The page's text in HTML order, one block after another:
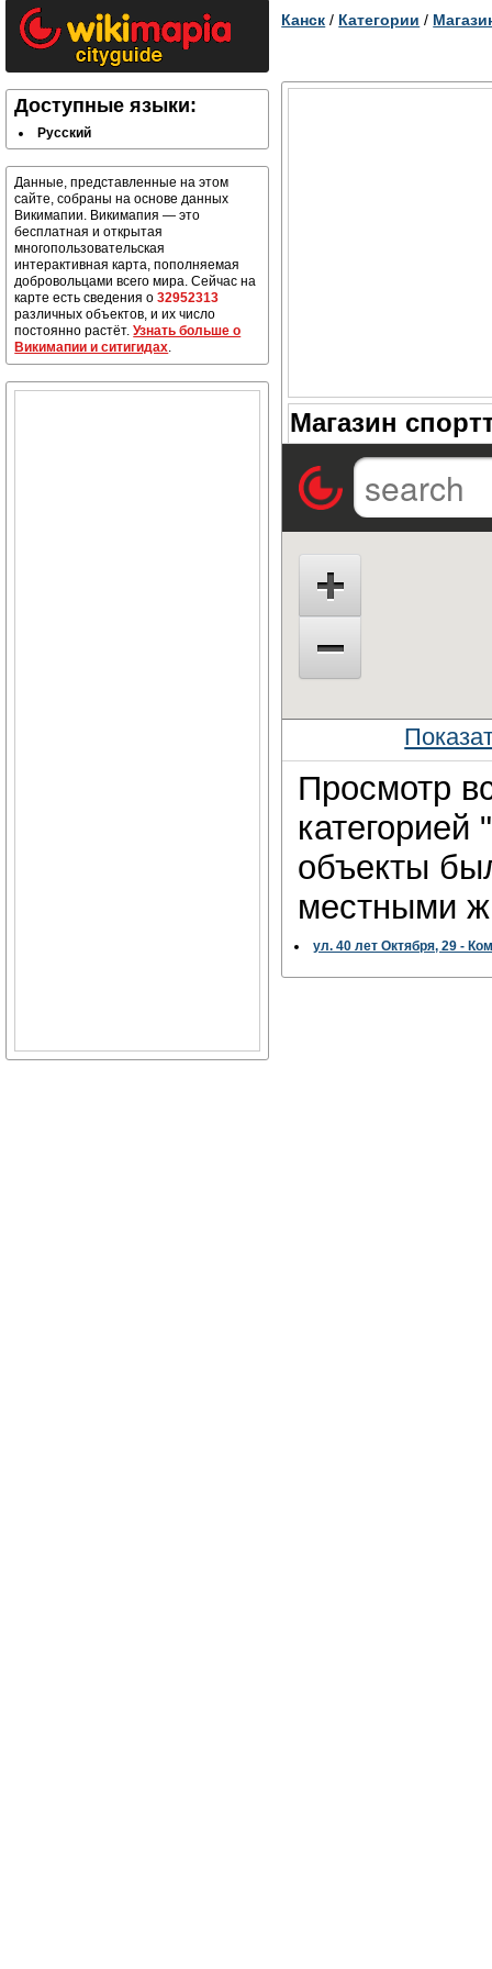
Доступные языки:
Русский
Данные, представленные на этом
сайте, собраны на основе данных
Викимапии. Викимапия — это
бесплатная и открытая
многопользовательская
интерактивная карта, пополняемая
добровольцами всего мира. Сейчас на
карте есть сведения о32952313
различных объектов, и их число
постоянно растёт.Узнать больше о
Викимапии и ситигидах.
Канск / Категории /
Магазин
Просмотр
категорией
объекты
местными
ул. 40 лет Октября, 29 -